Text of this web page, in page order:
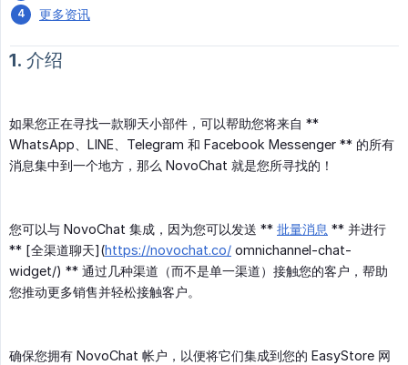
更多资讯
1. 介绍
如果您正在寻找一款聊天小部件，可以帮助您将来自 **
WhatsApp、LINE、Telegram 和 Facebook Messenger ** 的所有
消息集中到一个地方，那么 NovoChat 就是您所寻找的！
您可以与 NovoChat 集成，因为您可以发送 ** 批量消息 ** 并进行
** [全渠道聊天](https://novochat.co/ omn​​ichannel-chat-
widget/) ** 通过几种渠道（而不是单一渠道）接触您的客户，帮助
您推动更多销售并轻松接触客户。
确保您拥有 NovoChat 帐户，以便将它们集成到您的 EasyStore 网